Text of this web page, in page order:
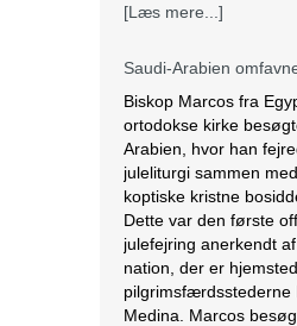
[Læs mere...]
Saudi-Arabien
Biskop Marcos fra
ortodokse kirke
Arabien, hvor han
juleliturgi sammen
koptiske kristne
Dette var den første
julefejring anerkendt
nation, der er
pilgrimsfærdsstederne
Medina. Marcos